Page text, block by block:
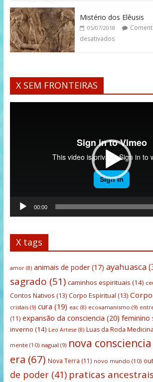
Mistério dos Elêusis
05/07/2018
desativados
X SEM FRONTEIRAS
00:00
X tags
amor(8) animais de poder(17) ayahuasca
sagrado (51) caminhos espirituais (14)
Contos Nativos (13) Corpo Espiritual (13)
cristais(9) cura (19) eac(8) ecoxamanismo (9)
(11) expansão da consciencia (20) feminino
inverno (14) Leo Artese (8) Luas da Roda
mente(10) nagual (9) nova consciencia
era (67) Nova Terra (11) novo mundo (10)
de poder(41) praticas ancestrais